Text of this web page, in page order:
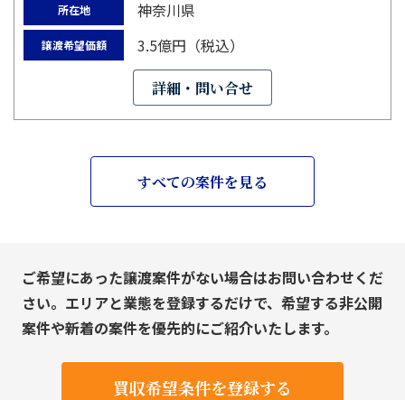
所在地 神奈川県
譲渡希望価額 3.5億円（税込）
詳細・問い合せ
すべての案件を見る
ご希望にあった譲渡案件がない場合はお問い合わせくだ
さい。エリアと業態を登録するだけで、希望する非公開
案件や新着の案件を優先的にご紹介いたします。
買収希望条件を登録する